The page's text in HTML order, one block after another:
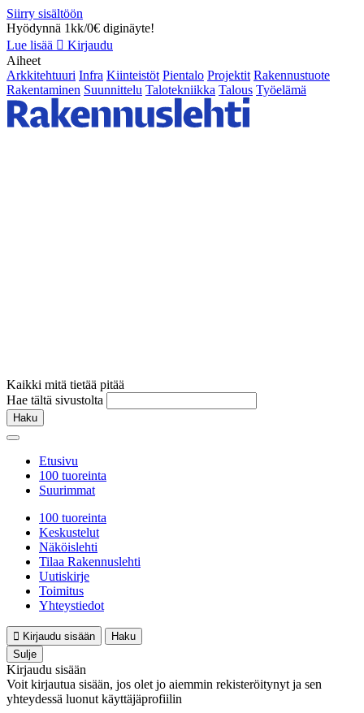
Siirry sisältöön
Hyödynnä 1kk/0€ diginäyte!
Lue lisää
Kirjaudu
Aiheet
Arkkitehtuuri Infra Kiinteistöt Pientalo Projektit Rakennustuote
Rakentaminen Suunnittelu Talotekniikka Talous Työelämä
Kaikki mitä tietää pitää
Hae tältä sivustolta
Haku
Etusivu
100 tuoreinta
Suurimmat
100 tuoreinta
Keskustelut
Näköislehti
Tilaa Rakennuslehti
Uutiskirje
Toimitus
Yhteystiedot
Kirjaudu sisään
Haku
Sulje
Kirjaudu sisään
Voit kirjautua sisään, jos olet jo aiemmin rekisteröitynyt ja sen
yhteydessä luonut käyttäjäprofiilin